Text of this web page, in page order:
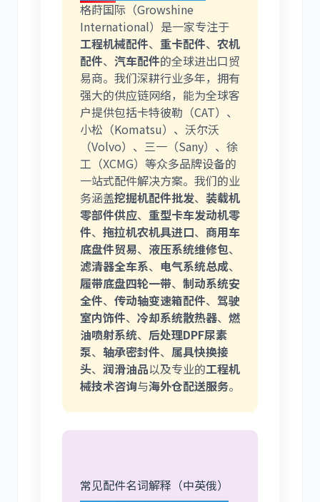
格莳国际（Growshine
International）是一家专注于
工程机械配件、 重卡配件、 农机
配件、 汽车配件的全球进出口贸
易商。我们深耕行业多年，拥有
强大的供应链网络，能为全球客
户提供包括卡特彼勒（CAT）、
小松（Komatsu）、沃尔沃
（Volvo）、三一（Sany）、徐
工（XCMG）等众多品牌设备的
一站式配件解决方案。我们的业
务涵盖挖掘机配件批发、 装载机
零部件供应、 重型卡车发动机零
件、 拖拉机农机具进口、 商用车
底盘件贸易、 液压系统维修包、
滤清器全车系、 电气系统总成、
履带底盘四轮一带、 制动系统安
全件、 传动轴变速箱配件、 驾驶
室内饰件、 冷却系统散热器、 燃
油喷射系统、 后处理DPF尿素
泵、 轴承密封件、 属具快换接
头、 润滑油品以及专业的工程机
械技术咨询与海外仓配送服务。
常见配件名词解释（中英俄）